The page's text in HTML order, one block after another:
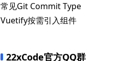
常见Git Commit Type
Vuetify按需引入组件
22xCode官方QQ群